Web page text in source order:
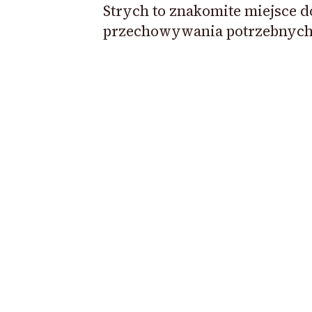
Strych to znakomite miejsce
przechowywania